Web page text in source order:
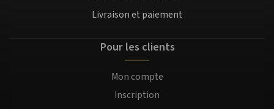
Livraison et paiement
Pour les clients
Mon compte
Inscription